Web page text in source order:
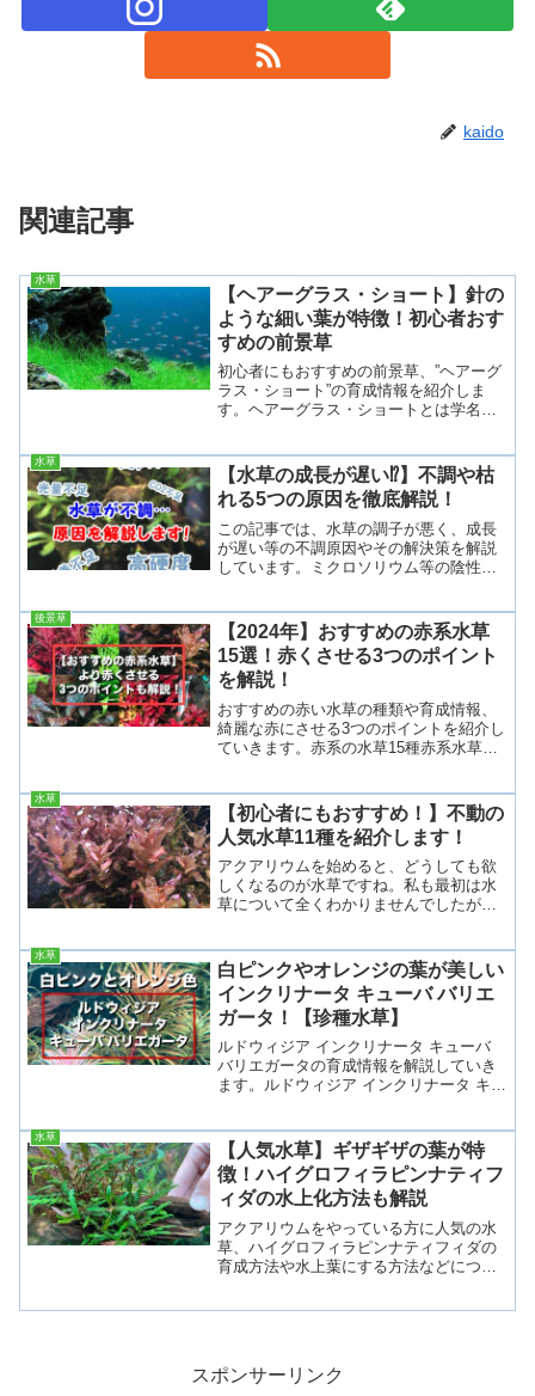
kaido
関連記事
水草
【ヘアーグラス・ショート】針の
ような細い葉が特徴！初心者おす
すめの前景草
初心者にもおすすめの前景草、”ヘアーグ
ラス・ショート”の育成情報を紹介しま
す。ヘアーグラス・ショートとは学名：
ラスの中では小型な種類になります。見
た...
水草
【水草の成長が遅い⁉︎】不調や枯
れる5つの原因を徹底解説！
この記事では、水草の調子が悪く、成長
が遅い等の不調原因やその解決策を解説
しています。ミクロソリウム等の陰性植
いう人も１度参考にして欲しい内容とな
っています。水草が育つ環...
後景草
【2024年】おすすめの赤系水草
15選！赤くさせる3つのポイント
を解説！
おすすめの赤い水草の種類や育成情報、
綺麗な赤にさせる3つのポイントを紹介し
ていきます。赤系の水草15種赤系水草ロ
ラインディカロタラワリッキーロタラロ
トンディ...
水草
【初心者にもおすすめ！】不動の
人気水草11種を紹介します！
アクアリウムを始めると、どうしても欲
しくなるのが水草ですね。私も最初は水
草について全くわかりませんでしたが、
魅了されるようになりました。今回は初
心者の方でも育てやすく、...
水草
白ピンクやオレンジの葉が美しい
インクリナータ キューバ バリエ
ガータ！【珍種水草】
ルドウィジア インクリナータ キューバ
バリエガータの育成情報を解説していき
ます。ルドウィジア インクリナータ キュ
“Cuba”V...
水草
【人気水草】ギザギザの葉が特
徴！ハイグロフィラピンナティフ
ィダの水上化方法も解説
アクアリウムをやっている方に人気の水
草、ハイグロフィラピンナティフィダの
育成方法や水上葉にする方法などについ
スポンサーリンク